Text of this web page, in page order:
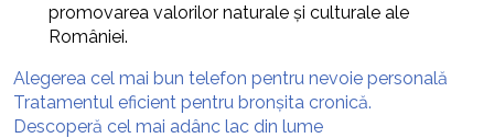
promovarea valorilor naturale și culturale ale
României.
Alegerea cel mai bun telefon pentru nevoie personală
Tratamentul eficient pentru bronșita cronică.
Descoperă cel mai adânc lac din lume